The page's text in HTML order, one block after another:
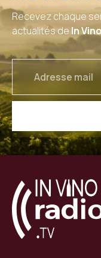
Recevez chaque
actualités de In
email